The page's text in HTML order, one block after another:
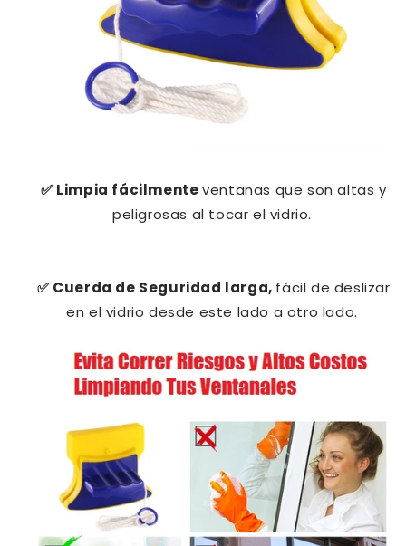
✅ Limpia fácilmenteventanas que son altas y
peligrosas al tocar el vidrio.
✅ Cuerda de Seguridad larga, fácil de deslizar
en el vidrio desde este lado a otro lado.